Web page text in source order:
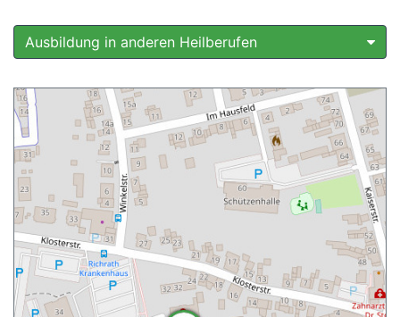
Ausbildung in anderen Heilberufen